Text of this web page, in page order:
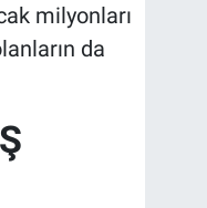
milyonları
da